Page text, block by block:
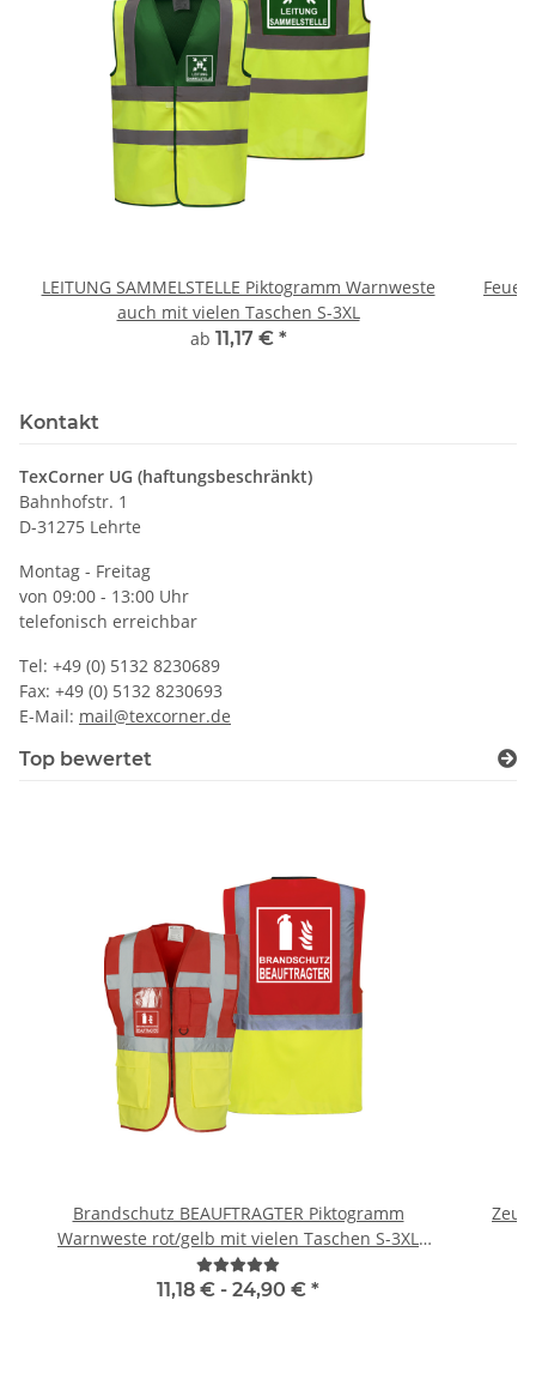
LEITUNG SAMMELSTELLE Piktogramm Warnweste
auch mit vielen Taschen S-3XL
ab 11,17 € *
Kontakt
TexCorner UG (haftungsbeschränkt)
Bahnhofstr. 1
D-31275 Lehrte
Montag - Freitag
von 09:00 - 13:00 Uhr
telefonisch erreichbar
Tel: +49 (0) 5132 8230689
Fax: +49 (0) 5132 8230693
E-Mail: mail@texcorner.de
Top bewertet
Brandschutz BEAUFTRAGTER Piktogramm
Warnweste rot/gelb mit vielen Taschen S-3XL
"BRAND22 Linie"
11,18 € - 24,90 € *